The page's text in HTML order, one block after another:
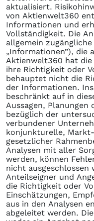
aktualisiert.
von Aktienwelt360
Informationen und
Vollständigkeit. Die
allgemein
„Informationen”), die
Aktienwelt360 hat
ihre Richtigkeit oder
behauptet nicht die
der Informationen.
beschränkt auf in
Aussagen, Planungen
bezüglich der
verbundener
konjunkturelle,
gesetzlicher
Analysen mit aller
werden, können
nicht
Anteilseigner und
die Richtigkeit oder
Einschätzungen,
aus in den Analysen
abgeleitet werden.